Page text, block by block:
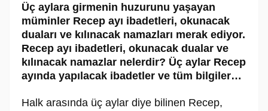
Üç aylara girmenin huzurunu yaşayan
müminler Recep ayı ibadetleri, okunacak
duaları ve kılınacak namazları merak ediyor.
Recep ayı ibadetleri, okunacak dualar ve
kılınacak namazlar nelerdir? Üç aylar Recep
ayında yapılacak ibadetler ve tüm bilgiler…
Halk arasında üç aylar diye bilinen Recep,